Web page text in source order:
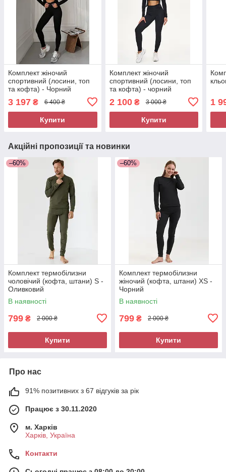
Комплект жіночий
спортивний (лосини, топ
та кофта) - Чорний
3 197 ₴ 6 400 ₴
Купити
Комплект жіночий
спортивний (лосини, топ
та кофта) - чорний
2 100₴ 3 000 ₴
Купити
1
Акційні пропозиції та новинки
–60%
Комплект термобілизни
чоловічий (кофта, штани) S -
Оливковий
В наявності
799 ₴ 2 000 ₴
Купити
–60%
Комплект термобілизни
жіночий (кофта, штани) XS -
Чорний
В наявності
799 ₴ 2 000 ₴
Купити
Про нас
91% позитивних з 67 відгуків за рік
Працює з 30.11.2020
м. Харків
Харків, Україна
Контакти